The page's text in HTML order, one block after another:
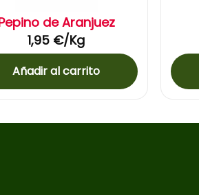
de Aranjuez
1,95 €/Kg
Añadir al carrito